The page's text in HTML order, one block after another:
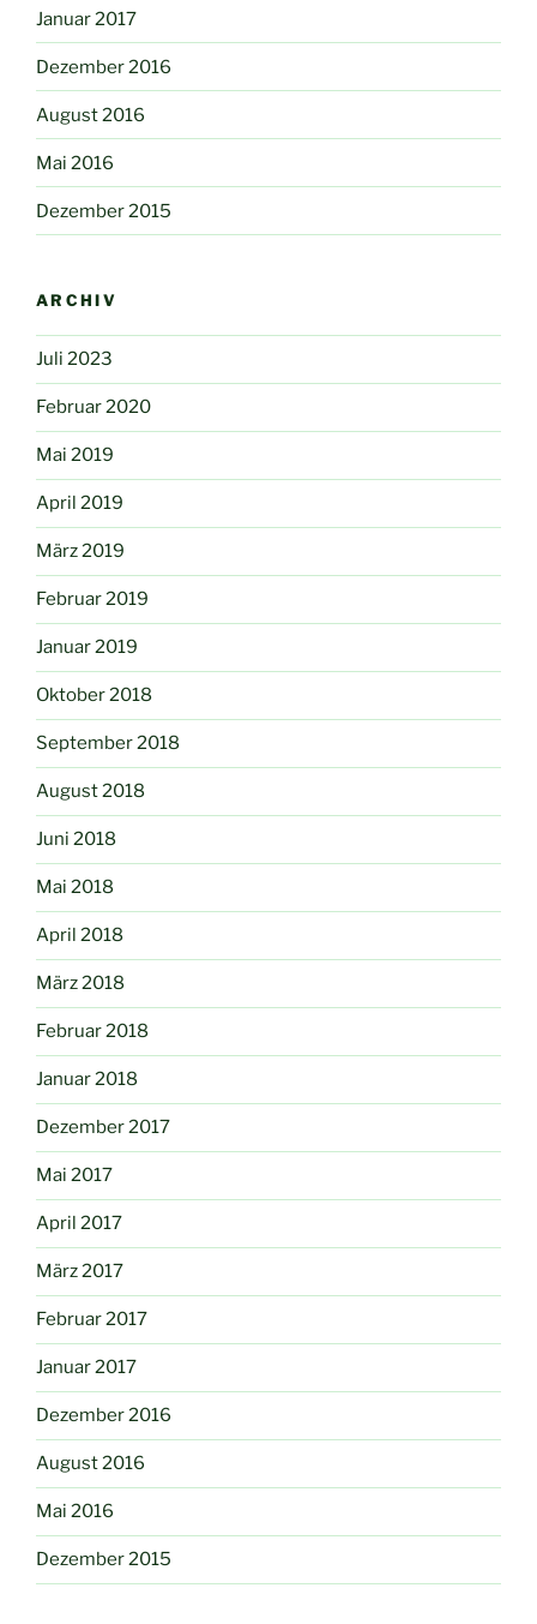
Januar 2017
Dezember 2016
August 2016
Mai 2016
Dezember 2015
ARCHIV
Juli 2023
Februar 2020
Mai 2019
April 2019
März 2019
Februar 2019
Januar 2019
Oktober 2018
September 2018
August 2018
Juni 2018
Mai 2018
April 2018
März 2018
Februar 2018
Januar 2018
Dezember 2017
Mai 2017
April 2017
März 2017
Februar 2017
Januar 2017
Dezember 2016
August 2016
Mai 2016
Dezember 2015